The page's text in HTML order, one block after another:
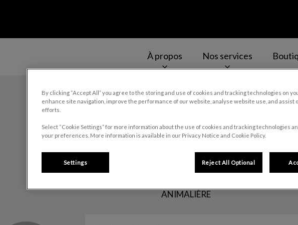
vétérinaire St-Jean-Chrysostome À propos Nos services
Mylène
ANIMALIÈRE
By clicking “Accept All” you agree to the storing and use of cookies and tracking technologies on
enhance site navigation, improve the performance of our website, analyse website use, and assist
efforts.
Select “Cookie Settings” for more information about the use of cookies and tracking technologies
your preferences. More information is available in our Privacy Notice and Cookie Policy.
Settings Reject All Optional